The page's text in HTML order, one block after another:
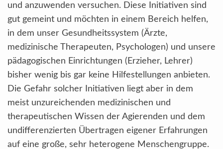
und anzuwenden versuchen. Diese Initiativen sind
gut gemeint und möchten in einem Bereich helfen,
in dem unser Gesundheitssystem (Ärzte,
medizinische Therapeuten, Psychologen) und unsere
pädagogischen Einrichtungen (Erzieher, Lehrer)
bisher wenig bis gar keine Hilfestellungen anbieten.
Die Gefahr solcher Initiativen liegt aber in dem
meist unzureichenden medizinischen und
therapeutischen Wissen der Agierenden und dem
undifferenzierten Übertragen eigener Erfahrungen
auf eine große, sehr heterogene Menschengruppe.